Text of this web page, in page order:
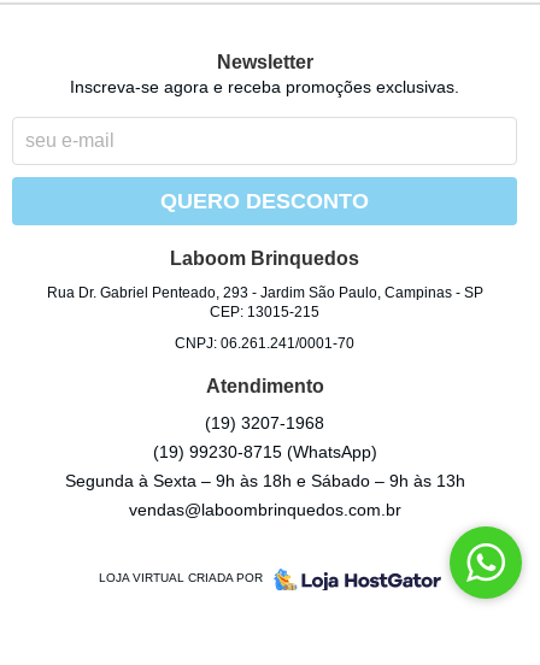
Newsletter
Inscreva-se agora e receba promoções exclusivas.
QUERO DESCONTO
Laboom Brinquedos
Rua Dr. Gabriel Penteado, 293- Jardim São Paulo, Campinas- SP
CEP: 13015-215
CNPJ: 06.261.241/0001-70
Atendimento
(19) 3207-1968
(19) 99230-8715 (WhatsApp)
Segunda à Sexta – 9h às 18h e Sábado – 9h às 13h
vendas@laboombrinquedos.com.br
LOJA VIRTUAL CRIADA POR